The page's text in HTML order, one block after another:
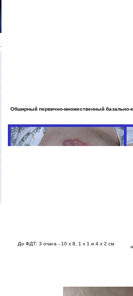
Обширный первично-множественный базально-
До ФДТ: 3 очага - 10 x 8, 1 x 1 и 4 x 2 см